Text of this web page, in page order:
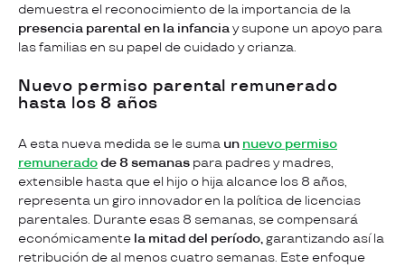
demuestra el reconocimiento de la importancia de la
presencia parental en la infanciay supone un apoyo para
las familias en su papel de cuidado y crianza.
Nuevo permiso parental remunerado
hasta los 8 años
A esta nueva medida se le suma un nuevo permiso
remuneradode 8 semanas para padres y madres,
extensible hasta que el hijo o hija alcance los 8 años,
representa un giro innovador en la política de licencias
parentales. Durante esas 8 semanas, se compensará
económicamente la mitad del período, garantizando así la
retribución de al menos cuatro semanas. Este enfoque